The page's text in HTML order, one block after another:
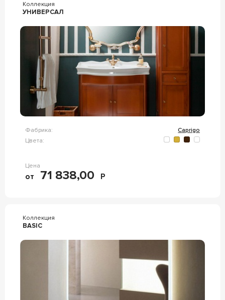
Коллекция
УНИВЕРСАЛ
Фабрика:
Caprigo
Цвета:
Цена
от 71 838,00 Р
Коллекция
BASIC